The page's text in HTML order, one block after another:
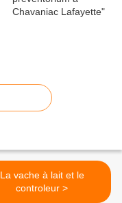
La vache à lait et le
controleur >